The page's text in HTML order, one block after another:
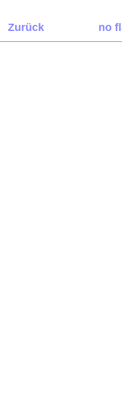
Zurück no